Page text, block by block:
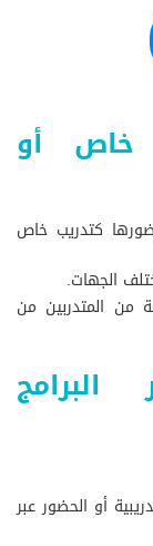
خاص أو
كتدريب خاص
الجهات.
من المتدربين من
أو الحضور عبر